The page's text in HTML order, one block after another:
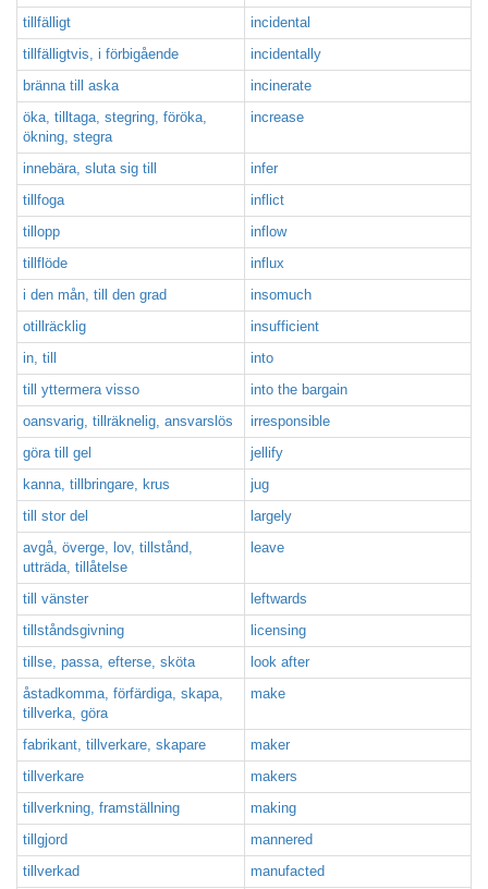
tillfälligt
incidental
tillfälligtvis, i förbigående
incidentally
bränna till aska
incinerate
öka, tilltaga, stegring, föröka,
ökning, stegra
increase
innebära, sluta sig till
infer
tillfoga
inflict
tillopp
inflow
tillflöde
influx
i den mån, till den grad
insomuch
otillräcklig
insufficient
in, till
into
till yttermera visso
into the bargain
oansvarig, tillräknelig, ansvarslös
irresponsible
göra till gel
jellify
kanna, tillbringare, krus
jug
till stor del
largely
avgå, överge, lov, tillstånd,
utträda, tillåtelse
leave
till vänster
leftwards
tillståndsgivning
licensing
tillse, passa, efterse, sköta
look after
åstadkomma, förfärdiga, skapa,
tillverka, göra
make
fabrikant, tillverkare, skapare
maker
tillverkare
makers
tillverkning, framställning
making
tillgjord
mannered
tillverkad
manufacted